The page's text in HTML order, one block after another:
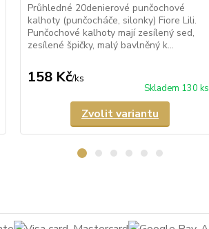
Průhledné 20denierové punčochové
kalhoty (punčocháče, silonky) Fiore Lili.
Punčochové kalhoty mají zesílený sed,
zesílené špičky, malý bavlněný k...
158 Kč/ks
Skladem 130 ks
Zvolit variantu